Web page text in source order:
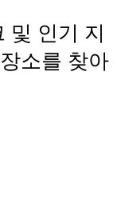
및 인기 지
소를 찾아